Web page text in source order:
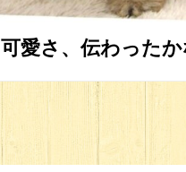
可愛さ、伝わった